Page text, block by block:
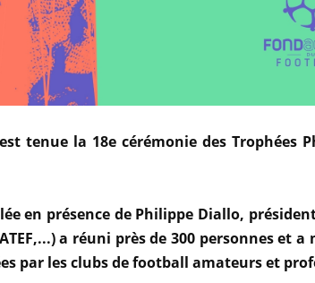
tenue la 18e cérémonie des
en présence de Philippe Diallo,
a réuni près de 300 personnes
par les clubs de football amateurs et